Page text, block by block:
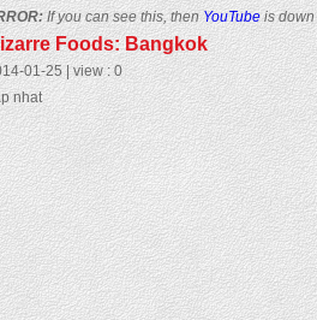
If you can see this, thenYouTubeis down
Foods: Bangkok
01-25 | view : 0
nhat